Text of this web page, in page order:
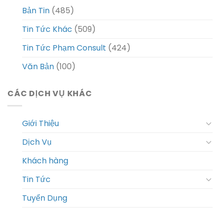
Bản Tin (485)
Tin Tức Khác (509)
Tin Tức Phạm Consult (424)
Văn Bản (100)
CÁC DỊCH VỤ KHÁC
Giới Thiệu
Dịch Vụ
Khách hàng
Tin Tức
Tuyển Dụng